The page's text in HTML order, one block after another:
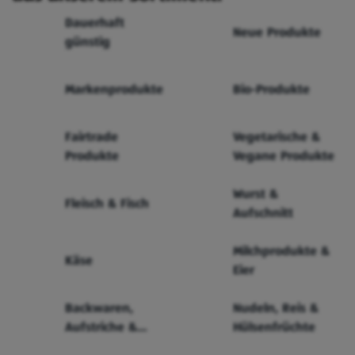
Dauerhaft
günstig
Neue Produkte
Markenprodukte Bio-Produkte
Fairtrade
Produkte
Vegetarische &
Vegane Produkte
Fleisch & Fisch
Wurst &
Aufschnitt
Käse
Milchprodukte &
Eier
Backwaren,
Aufstriche &
Nudeln, Reis &
Hülsenfrüchte